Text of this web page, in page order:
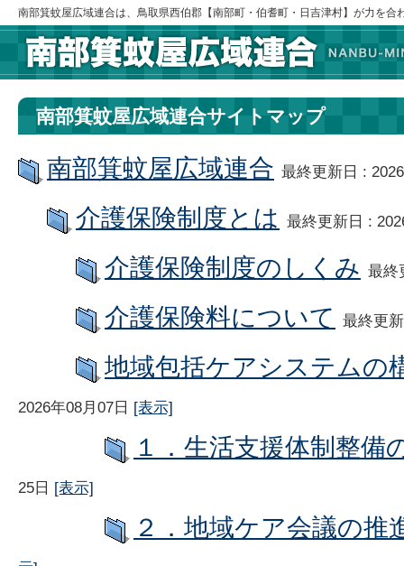
南部箕蚊屋広域連合は、鳥取県西伯郡【南部町・伯耆町・日吉津村】が力を合
南部箕蚊屋広域連合サイトマップ
南部箕蚊屋広域連合 最終更新日 :
介護保険制度とは 最終更新日 :
介護保険制度のしくみ 最終
介護保険料について 最終更
地域包括ケアシステムの
2026年08月07日 [表示]
１．生活支援体制整備
25日 [表示]
２．地域ケア会議の推